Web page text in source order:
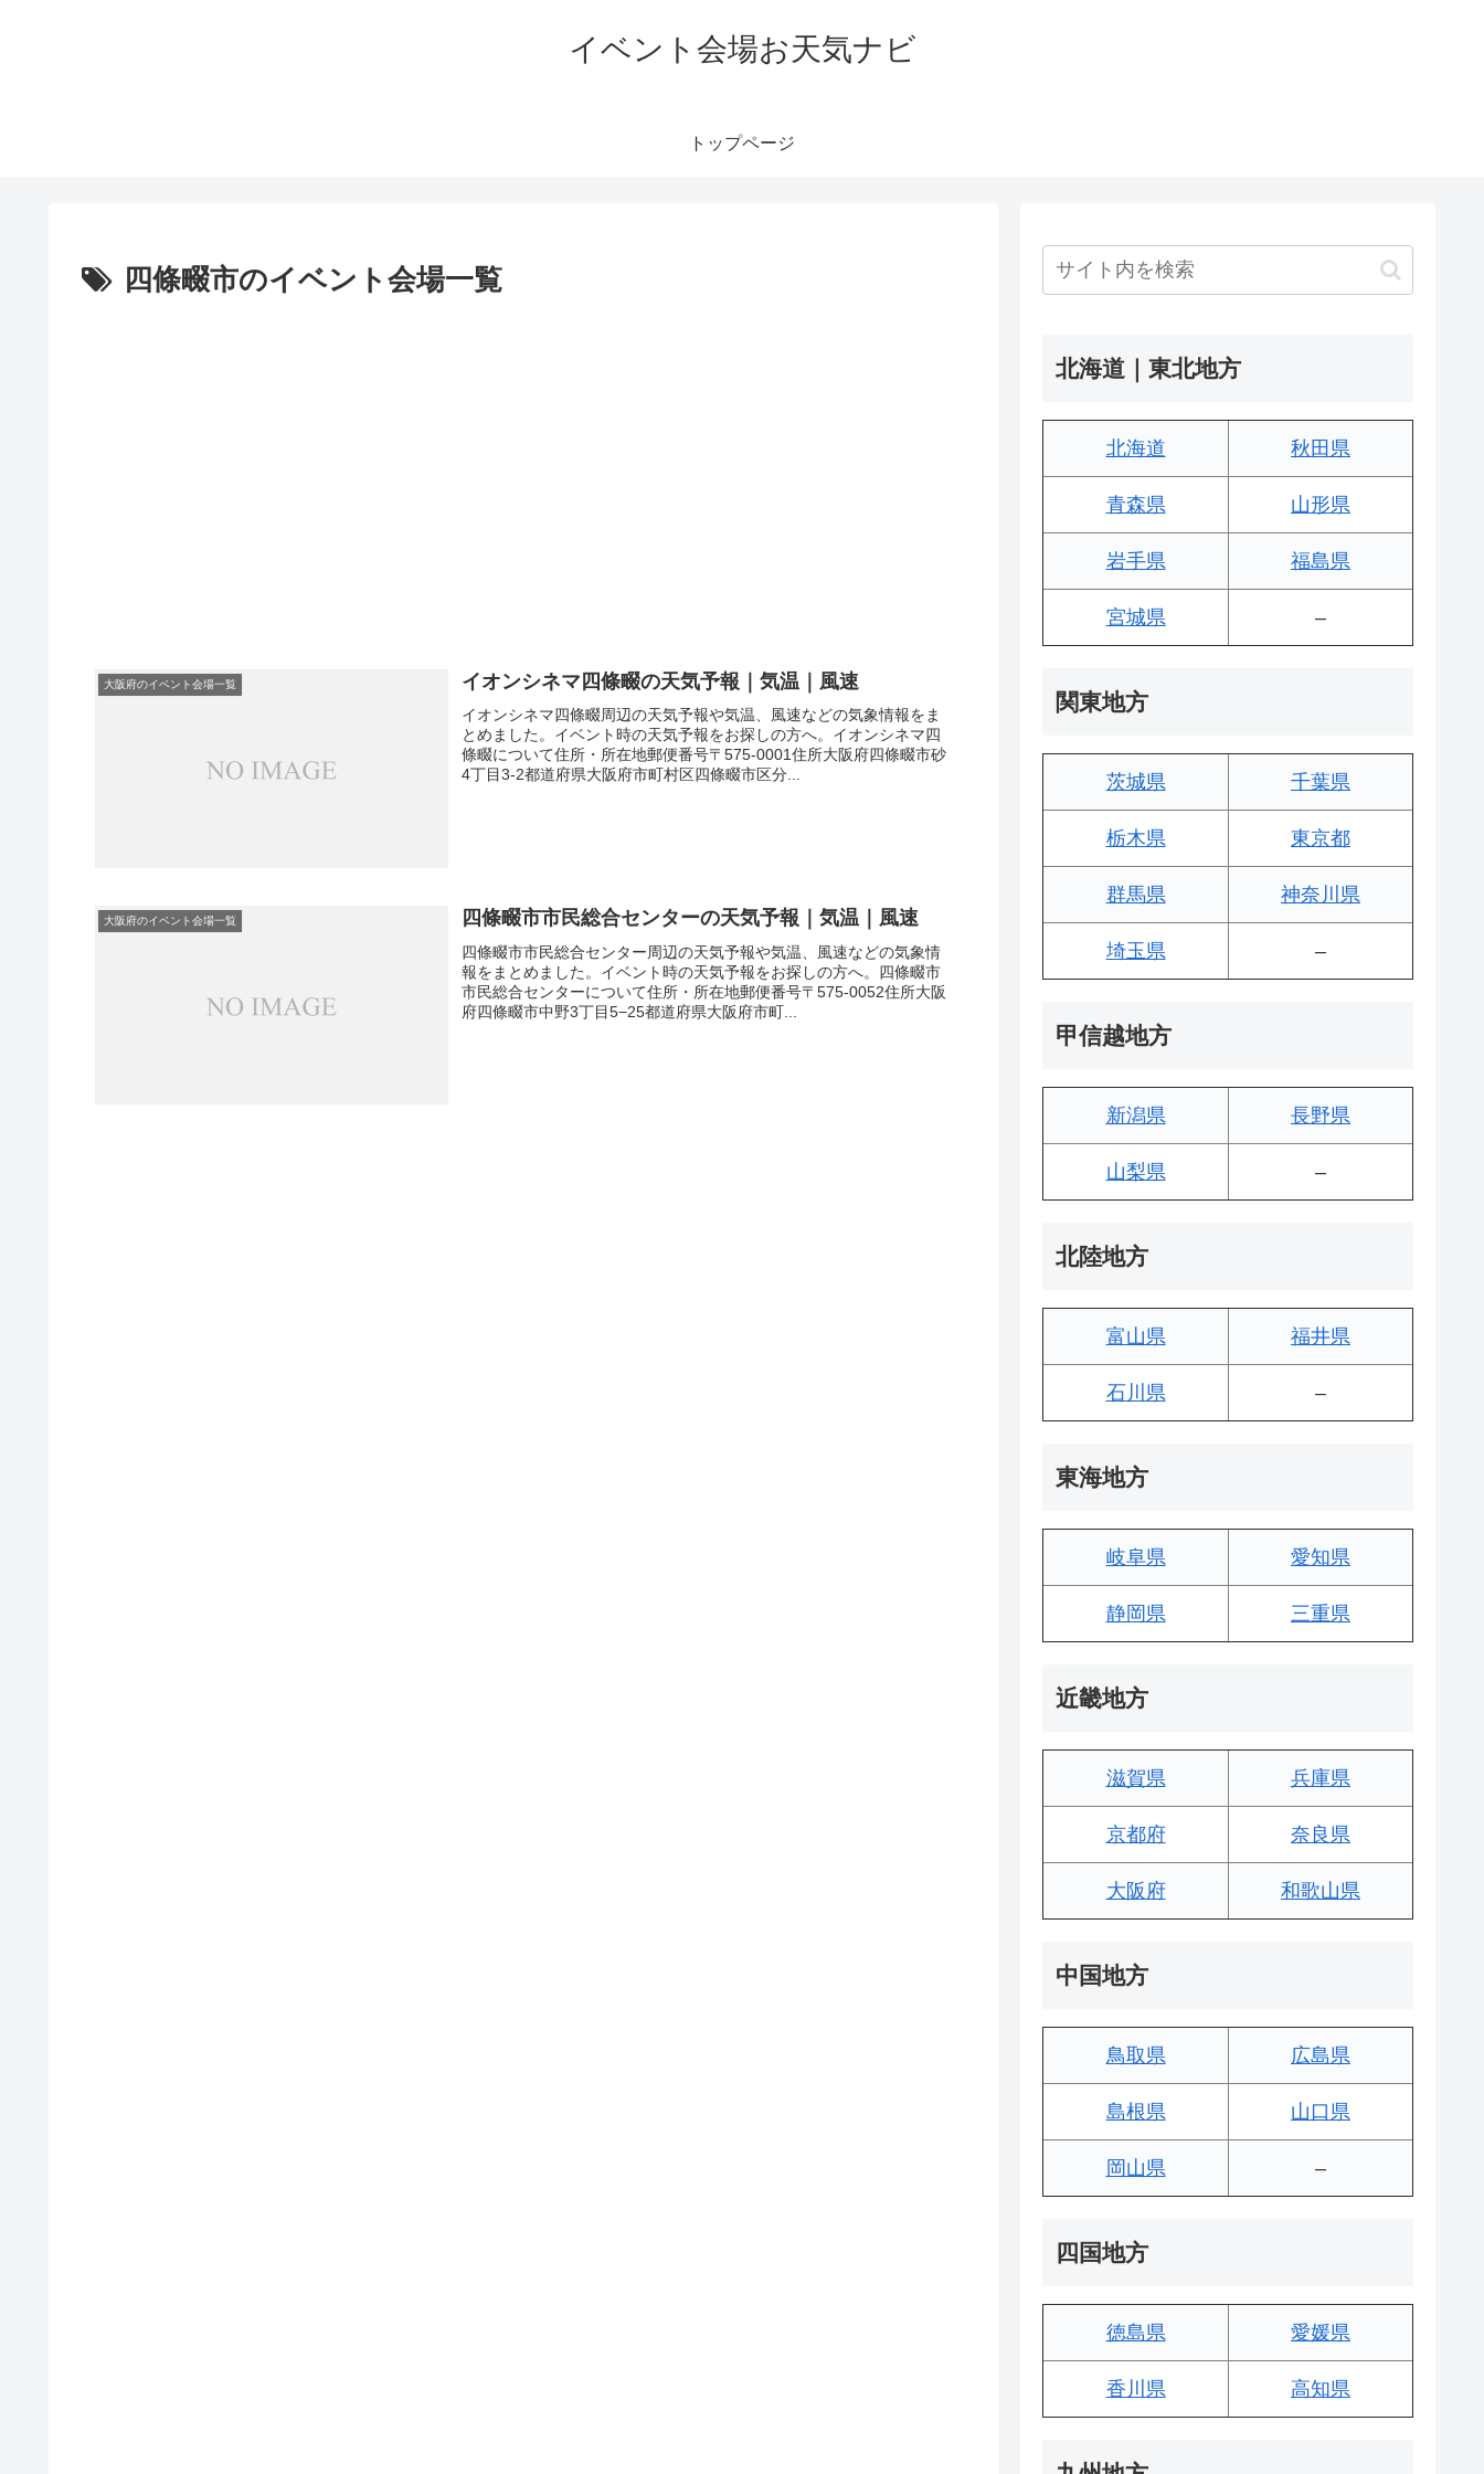
イベント会場お天気ナビ
トップページ
四條畷市のイベント会場一覧
大阪府のイベント会場一覧 イオンシネマ四條畷の天気予報｜気温｜風速
イオンシネマ四條畷周辺の天気予報や気温、風速などの気象情報をま
とめました。イベント時の天気予報をお探しの方へ。イオンシネマ四
條畷について住所・所在地郵便番号〒575-0001住所大阪府四條畷市砂
4丁目3-2都道府県大阪府市町村区四條畷市区分...
大阪府のイベント会場一覧 四條畷市市民総合センターの天気予報｜気温｜風速
四條畷市市民総合センター周辺の天気予報や気温、風速などの気象情
報をまとめました。イベント時の天気予報をお探しの方へ。四條畷市
市民総合センターについて住所・所在地郵便番号〒575-0052住所大阪
府四條畷市中野3丁目5−25都道府県大阪府市町...
北海道｜東北地方
北海道 秋田県
青森県 山形県
岩手県 福島県
宮城県 –
関東地方
茨城県 千葉県
栃木県 東京都
群馬県 神奈川県
埼玉県 –
甲信越地方
新潟県 長野県
山梨県 –
北陸地方
富山県 福井県
石川県 –
東海地方
岐阜県 愛知県
静岡県 三重県
近畿地方
滋賀県 兵庫県
京都府 奈良県
大阪府 和歌山県
中国地方
鳥取県 広島県
島根県 山口県
岡山県 –
四国地方
徳島県 愛媛県
香川県 高知県